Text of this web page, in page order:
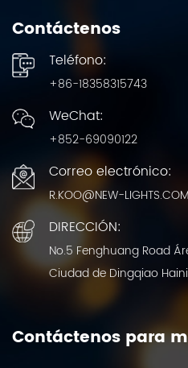
Contáctenos
Teléfono:
+86-18358315743
WeChat:
+852-69090122
Correo electrónico:
R.KOO@NEW-LIGHTS.COM
DIRECCIÓN:
No.5 Fenghuang Road
Ciudad de Dingqiao
Contáctenos para